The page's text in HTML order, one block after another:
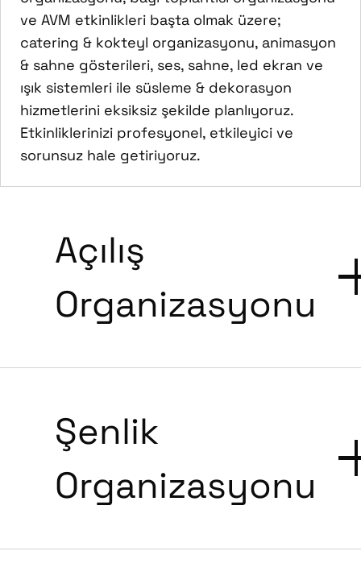
ve AVM etkinlikleri başta olmak üzere;
catering & kokteyl organizasyonu, animasyon
& sahne gösterileri, ses, sahne, led ekran ve
ışık sistemleri ile süsleme & dekorasyon
hizmetlerini eksiksiz şekilde planlıyoruz.
Etkinliklerinizi profesyonel, etkileyici ve
sorunsuz hale getiriyoruz.
Açılış
Organizasyonu
Şenlik
Organizasyonu